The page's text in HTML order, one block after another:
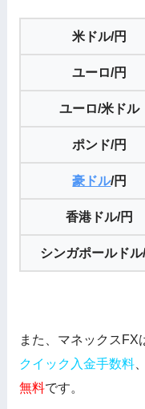
米ドル/円
ユーロ/円
ユーロ/米ドル
ポンド/円
豪ドル/円
香港ドル/円
シンガポールドル
また、マネックスFX
クイック入金手数料、
無料です。